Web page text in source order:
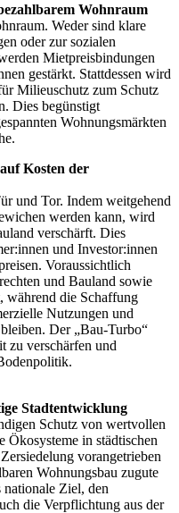
Wohnraum
Weder sind klare
oder zur sozialen
Mietpreisbindungen
gestärkt. Stattdessen wird
Milieuschutz zum Schutz
Dies begünstigt
Wohnungsmärkten
Kosten der
und Tor. Indem weitgehend
werden kann, wird
verschärft. Dies
und Investor:innen
Voraussichtlich
und Bauland sowie
während die Schaffung
Nutzungen und
Der „Bau-Turbo“
zu verschärfen und
Stadtentwicklung
Schutz von wertvollen
in städtischen
vorangetrieben
Wohnungsbau zugute
Ziel, den
die Verpflichtung aus der